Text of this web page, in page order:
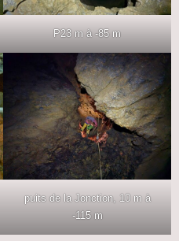
P23 m à -85 m
puits de la Jonction, 10 m à
-115 m